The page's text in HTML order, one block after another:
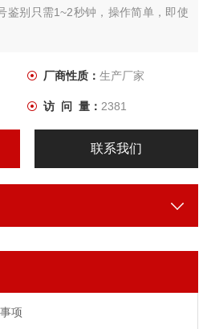
鉴别只需1~2秒钟，操作简单，即使
厂商性质： 生产厂家
访 问 量： 2381
联系我们
项